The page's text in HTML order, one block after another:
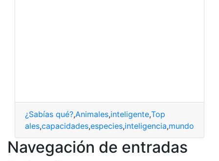
¿Sabías qué?,Animales,inteligente,Top
animales,capacidades,especies,inteligencia,mundo
Navegación de entradas